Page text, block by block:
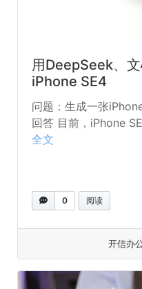
用DeepSeek、
iPhone SE4
问题：生成一张
回答 目前，iPhone
全文
0 阅读
开信办